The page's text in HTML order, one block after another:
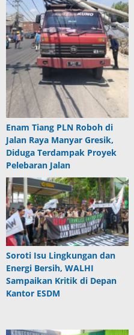
Enam Tiang PLN Roboh di
Jalan Raya Manyar Gresik,
Diduga Terdampak Proyek
Pelebaran Jalan
Soroti Isu Lingkungan dan
Energi Bersih, WALHI
Sampaikan Kritik di Depan
Kantor ESDM